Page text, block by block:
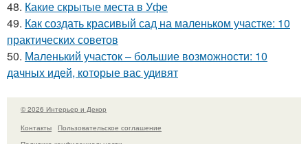
48. Какие скрытые места в Уфе
49. Как создать красивый сад на маленьком участке: 10
практических советов
50. Маленький участок – большие возможности: 10
дачных идей, которые вас удивят
© 2026 Интерьер и Декор
Контакты
Пользовательское соглашение